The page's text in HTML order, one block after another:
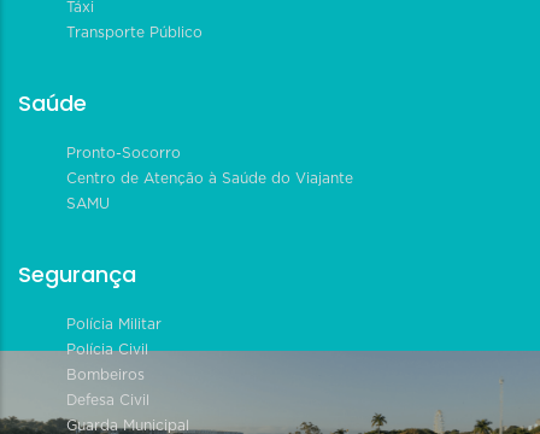
Táxi
Transporte Público
Saúde
Pronto-Socorro
Centro de Atenção à Saúde do Viajante
SAMU
Segurança
Polícia Militar
Polícia Civil
Bombeiros
Defesa Civil
Guarda Municipal